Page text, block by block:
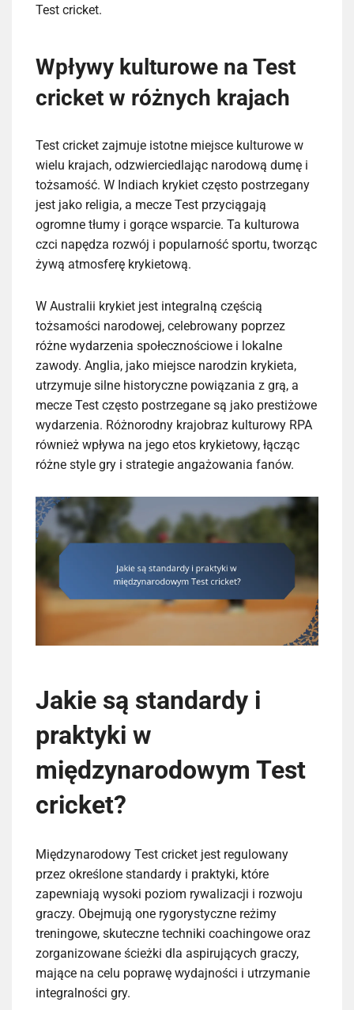
Test cricket.
Wpływy kulturowe na Test
cricket w różnych krajach
Test cricket zajmuje istotne miejsce kulturowe w
wielu krajach, odzwierciedlając narodową dumę i
tożsamość. W Indiach krykiet często postrzegany
jest jako religia, a mecze Test przyciągają
ogromne tłumy i gorące wsparcie. Ta kulturowa
czci napędza rozwój i popularność sportu, tworząc
żywą atmosferę krykietową.
W Australii krykiet jest integralną częścią
tożsamości narodowej, celebrowany poprzez
różne wydarzenia społecznościowe i lokalne
zawody. Anglia, jako miejsce narodzin krykieta,
utrzymuje silne historyczne powiązania z grą, a
mecze Test często postrzegane są jako prestiżowe
wydarzenia. Różnorodny krajobraz kulturowy RPA
również wpływa na jego etos krykietowy, łącząc
różne style gry i strategie angażowania fanów.
Jakie są standardy i
praktyki w
międzynarodowym Test
cricket?
Międzynarodowy Test cricket jest regulowany
przez określone standardy i praktyki, które
zapewniają wysoki poziom rywalizacji i rozwoju
graczy. Obejmują one rygorystyczne reżimy
treningowe, skuteczne techniki coachingowe oraz
zorganizowane ścieżki dla aspirujących graczy,
mające na celu poprawę wydajności i utrzymanie
integralności gry.